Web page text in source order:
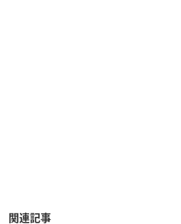
関連記事